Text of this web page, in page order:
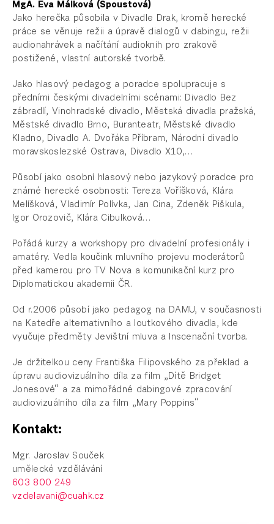
MgA. Eva Málková (Spoustová)
Jako herečka působila v Divadle Drak, kromě herecké
práce se věnuje režii a úpravě dialogů v dabingu, režii
audionahrávek a načítání audioknih pro zrakově
postižené, vlastní autorské tvorbě.
Jako hlasový pedagog a poradce spolupracuje s
předními českými divadelními scénami: Divadlo Bez
zábradlí, Vinohradské divadlo, Městská divadla pražská,
Městské divadlo Brno, Buranteatr, Městské divadlo
Kladno, Divadlo A. Dvořáka Příbram, Národní divadlo
moravskoslezské Ostrava, Divadlo X10,…
Působí jako osobní hlasový nebo jazykový poradce pro
známé herecké osobnosti: Tereza Voříšková, Klára
Melíšková, Vladimír Polívka, Jan Cina, Zdeněk Piškula,
Igor Orozovič, Klára Cibulková…
Pořádá kurzy a workshopy pro divadelní profesionály i
amatéry. Vedla koučink mluvního projevu moderátorů
před kamerou pro TV Nova a komunikační kurz pro
Diplomatickou akademii ČR.
Od r.2006 působí jako pedagog na DAMU, v současnosti
na Katedře alternativního a loutkového divadla, kde
vyučuje předměty Jevištní mluva a Inscenační tvorba.
Je držitelkou ceny Františka Filipovského za překlad a
úpravu audiovizuálního díla za film „Dítě Bridget
Jonesové“ a za mimořádné dabingové zpracování
audiovizuálního díla za film „Mary Poppins“
Kontakt:
Mgr. Jaroslav Souček
umělecké vzdělávání
603 800 249
vzdelavani@cuahk.cz